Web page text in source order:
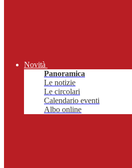
Novità
Panoramica
Le notizie
Le circolari
Calendario eventi
Albo online